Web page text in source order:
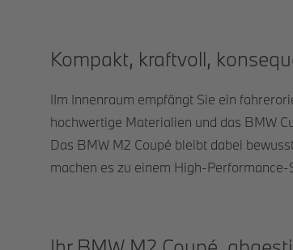
Kompakt, kraftvoll,
IIm Innenraum empfängt Sie ein
hochwertige Materialien und das BMW
Das BMW M2 Coupé bleibt dabei
machen es zu einem High-